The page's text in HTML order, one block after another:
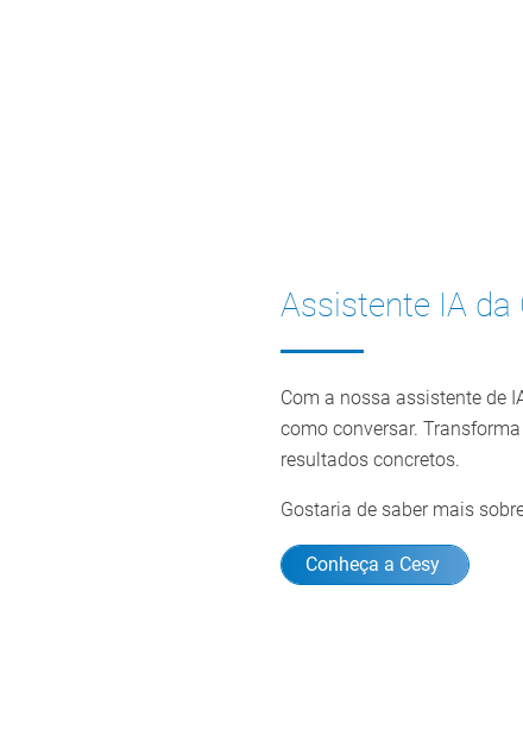
Assistente IA da
Com a nossa assistente de
como conversar.
resultados concretos.
Gostaria de saber mais
Conheça a Cesy